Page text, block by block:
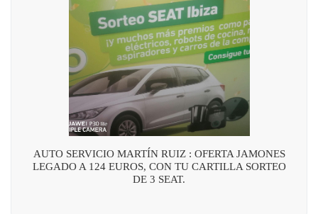
AUTO SERVICIO MARTÍN RUIZ : OFERTA JAMONES
LEGADO A 124 EUROS, CON TU CARTILLA SORTEO
DE 3 SEAT.